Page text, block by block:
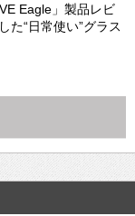
Eagle」製品レビ
“日常使い”グラス